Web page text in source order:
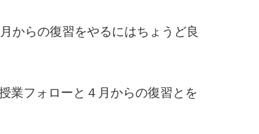
からの復習をやるにはちょうど良
業フォローと４月からの復習とを